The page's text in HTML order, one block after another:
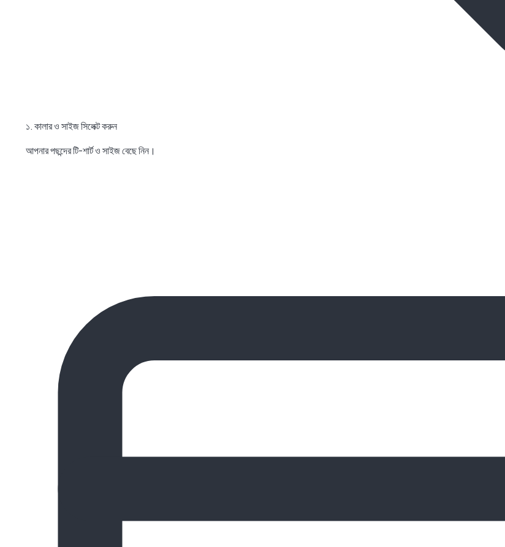
১. কালার ও সাইজ সিলেক্ট করুন
আপনার পছন্দের টি-শার্ট ও সাইজ বেছে নিন।